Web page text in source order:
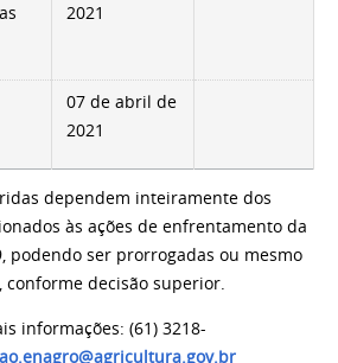
2021
07 de abril de
2021
dependem inteiramente dos
às ações de enfrentamento da
podendo ser prorrogadas ou mesmo
conforme decisão superior.
informações: (61) 3218-